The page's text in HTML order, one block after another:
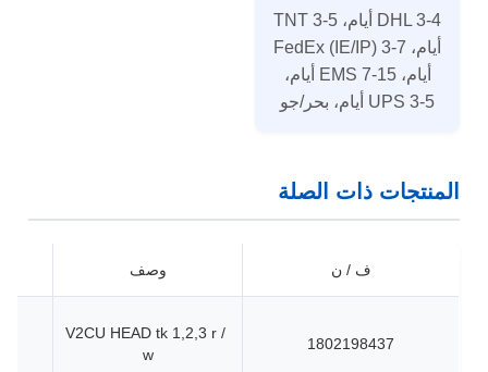
DHL 3-4 أيام، TNT 3-5
أيام، FedEx (IE/IP) 3-7
أيام، EMS 7-15 أيام،
UPS 3-5 أيام، بحر/جو
المنتجات ذات الصلة
ف / ن وصف
1802198437
V2CU HEAD tk 1,2,3 r /
w